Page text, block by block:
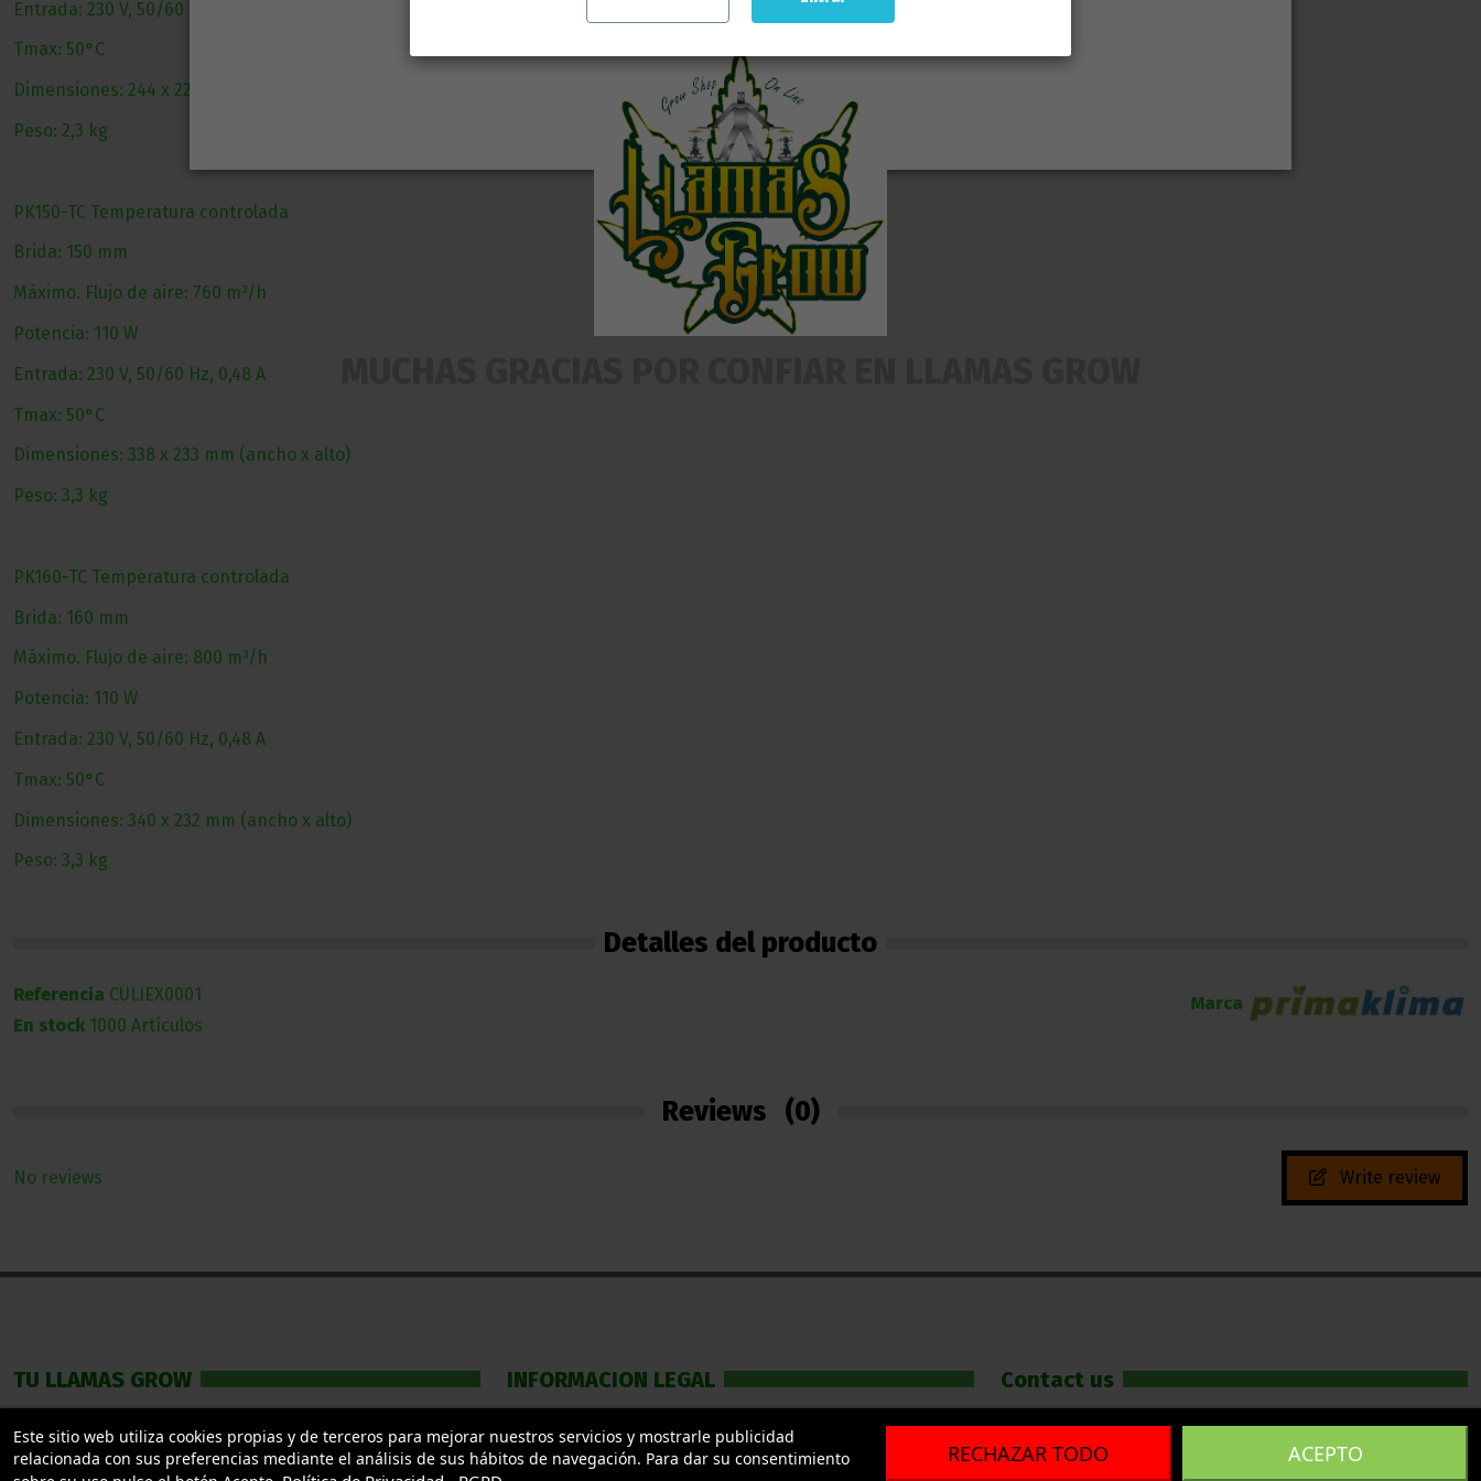
Entrada: 230 V, 50/60 Hz, 0,26 A
Tmax: 50°C
Dimensiones: 244 x 220 mm (ancho x alto)
Peso: 2,3 kg
PK150-TC Temperatura controlada
Brida: 150 mm
Máximo. Flujo de aire: 760 m³/h
Potencia: 110 W
Entrada: 230 V, 50/60 Hz, 0,48 A
Tmax: 50°C
Dimensiones: 338 x 233 mm (ancho x alto)
Peso: 3,3 kg
PK160-TC Temperatura controlada
Brida: 160 mm
Máximo. Flujo de aire: 800 m³/h
Potencia: 110 W
Entrada: 230 V, 50/60 Hz, 0,48 A
Tmax: 50°C
Dimensiones: 340 x 232 mm (ancho x alto)
Peso: 3,3 kg
Detalles del producto
Marca
Referencia CULIEX0001
En stock 1000 Artículos
Reviews (0)
No reviews Write review
TU LLAMAS GROW
MARCAS GROW SHOP
INFORMACION LEGAL Contact us
LLAMAS GROW
Este sitio web utiliza cookies propias y de terceros para mejorar nuestros servicios y mostrarle publicidad
relacionada con sus preferencias mediante el análisis de sus hábitos de navegación. Para dar su consentimiento
RECHAZAR TODO ACEPTO